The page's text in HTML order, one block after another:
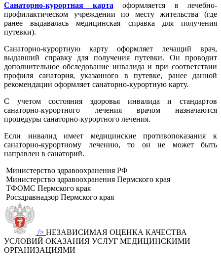
Санаторно-курортная карта
оформляется в лечебно-
профилактическом учреждении по месту жительства (где
ранее выдавалась медицинская справка для получения
путевки).
Санаторно-курортную карту оформляет лечащий врач,
выдавший справку для получения путевки. Он проводит
дополнительное обследование инвалида и при соответствии
профиля санатория, указанного в путевке, ранее данной
рекомендации оформляет санаторно-курортную карту.
С учетом состояния здоровья инвалида и стандартов
санаторно-курортного лечения врачом назначаются
процедуры санаторно-курортного лечения.
Если инвалид имеет медицинские противопоказания к
санаторно-курортному лечению, то он не может быть
направлен в санаторий.
Министерство здравоохранения РФ
Министерство здравоохранения Пермского края
ТФОМС Пермского края
Росздравнадзор Пермского края
/> НЕЗАВИСИМАЯ ОЦЕНКА КАЧЕСТВА
УСЛОВИЙ ОКАЗАНИЯ УСЛУГ МЕДИЦИНСКИМИ
ОРГАНИЗАЦИЯМИ